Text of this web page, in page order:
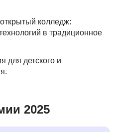
колледж:
в традиционное
для детского и
2025